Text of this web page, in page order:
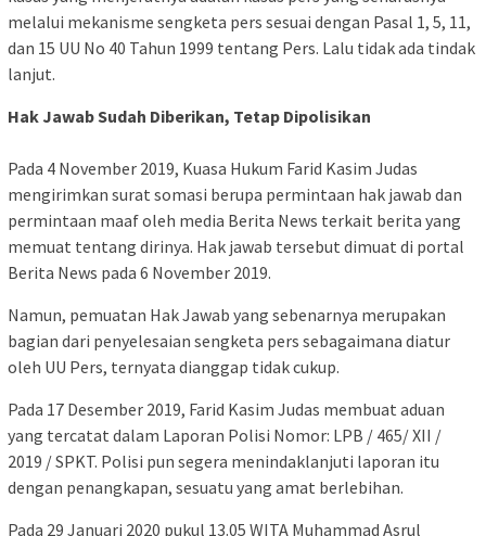
melalui mekanisme sengketa pers sesuai dengan Pasal 1, 5, 11,
dan 15 UU No 40 Tahun 1999 tentang Pers. Lalu tidak ada tindak
lanjut.
Hak Jawab Sudah Diberikan, Tetap Dipolisikan
Pada 4 November 2019, Kuasa Hukum Farid Kasim Judas
mengirimkan surat somasi berupa permintaan hak jawab dan
permintaan maaf oleh media Berita News terkait berita yang
memuat tentang dirinya. Hak jawab tersebut dimuat di portal
Berita News pada 6 November 2019.
Namun, pemuatan Hak Jawab yang sebenarnya merupakan
bagian dari penyelesaian sengketa pers sebagaimana diatur
oleh UU Pers, ternyata dianggap tidak cukup.
Pada 17 Desember 2019, Farid Kasim Judas membuat aduan
yang tercatat dalam Laporan Polisi Nomor: LPB / 465/ XII /
2019 / SPKT. Polisi pun segera menindaklanjuti laporan itu
dengan penangkapan, sesuatu yang amat berlebihan.
Pada 29 Januari 2020 pukul 13.05 WITA Muhammad Asrul